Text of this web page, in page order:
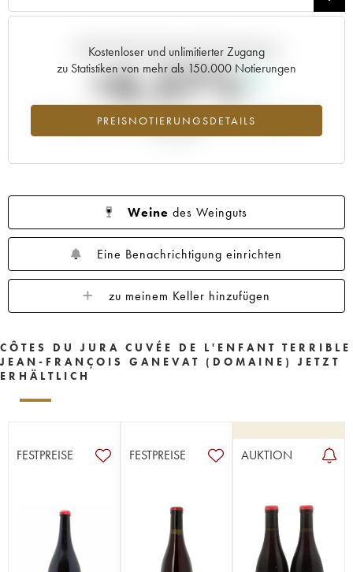
Kostenloser und unlimitierter Zugang
zu Statistiken von mehr als 150.000 Notierungen
PREISNOTIERUNGSDETAILS
Aktuelle Entwicklung der Preisnotierung
+6.57%
Preisanstiegs des Jahrgangs 2013 im Jahr 2026 im Vergleich zum
Weine des Weinguts
Eine Benachrichtigung einrichten
zu meinem Keller hinzufügen
CÔTES DU JURA CUVÉE DE L'ENFANT TERRIBLE
JEAN-FRANÇOIS GANEVAT (DOMAINE) JETZT
ERHÄLTLICH
FESTPREISE FESTPREISE AUKTION